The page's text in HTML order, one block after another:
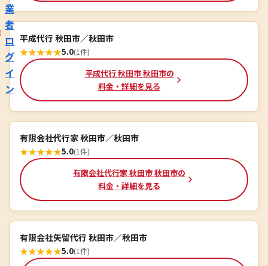
業
者
ロ
グ
イ
ン
平成代行 秋田市／秋田市
★★★★★5.0(1件)
平成代行 秋田市 秋田市の
料金・詳細を見る
有限会社代行家 秋田市／秋田市
★★★★★5.0(1件)
有限会社代行家 秋田市 秋田市の
料金・詳細を見る
有限会社矢留代行 秋田市／秋田市
★★★★★5.0(1件)